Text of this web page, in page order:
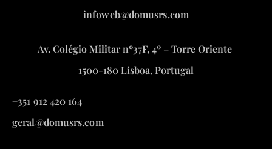
infoweb@domusrs.com
Av. Colégio Militar nº37F, 4º – Torre Oriente
1500-180 Lisboa, Portugal
+351 912 420 164
geral@domusrs.com